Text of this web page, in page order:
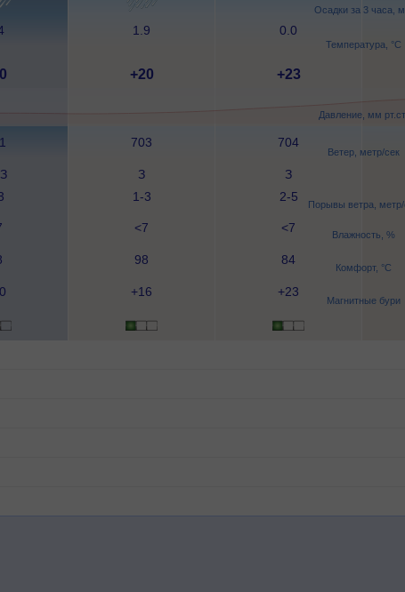
Осадки за 3 часа,
Температура, °C
Давление, мм рт.ст.
Ветер, метр/сек
Порывы ветра, метр/
Влажность, %
Комфорт, °C
Магнитные бури
1.9 0.0
+20 +23
703 704
З
1-3
З
2-5
<7 <7
98 84
+16 +23